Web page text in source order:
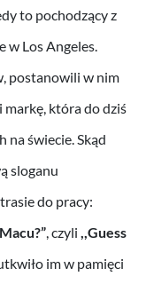
to pochodzący z
w Los Angeles.
postanowili w nim
markę, która do dziś
na świecie. Skąd
sloganu
do pracy:
, czyli
,,Guess
im w pamięci